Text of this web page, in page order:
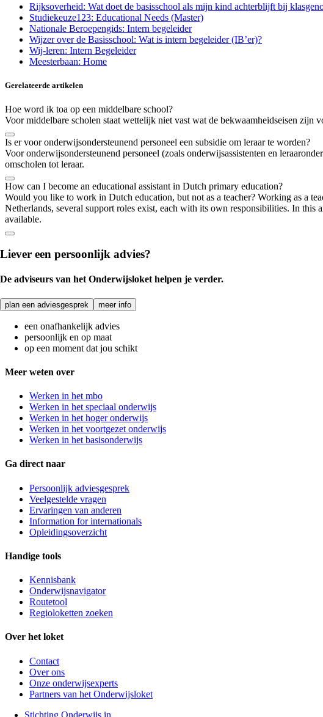
Rijksoverheid: Wat doet de basisschool als mijn kind achterblijft bij
Studiekeuze123: Educational Needs (Master)
Nationale Beroepengids: Intern begeleider
Wijzer over de Basisschool: Wat is intern begeleider (IB’er)?
Wij-leren: Intern Begeleider
Meesterbaan: Home
Gerelateerde artikelen
Hoe word ik toa op een middelbare school?
Voor middelbare scholen staat wettelijk niet vast wat de bekwaamheidseisen
Is er voor onderwijsondersteunend personeel een subsidie om leraar te worden?
Voor onderwijsondersteunend personeel (zoals onderwijsassistenten en
omscholen tot leraar.
How can I become an educational assistant in Dutch primary education?
Would you like to work in Dutch education, but not as a teacher? Working as a
Netherlands, several support roles exist, each with its own responsibilities. In
available.
Liever een persoonlijk advies?
De adviseurs van het Onderwijsloket helpen je verder.
plan een adviesgesprek meer info
een onafhankelijk advies
persoonlijk en op maat
op een moment dat jou schikt
Meer weten over
Werken in het mbo
Werken in het speciaal onderwijs
Werken in het hoger onderwijs
Werken in het voortgezet onderwijs
Werken in het basisonderwijs
Ga direct naar
Persoonlijk adviesgesprek
Veelgestelde vragen
Ervaringen van anderen
Information for internationals
Opleidingsoverzicht
Handige tools
Kennisbank
Onderwijsnavigator
Routetool
Regioloketten zoeken
Over het loket
Contact
Over ons
Onze onderwijsexperts
Partners van het Onderwijsloket
Stichting Onderwijs in